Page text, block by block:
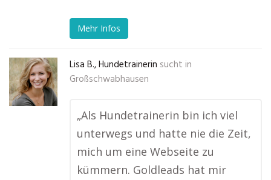
Mehr Infos
Lisa B., Hundetrainerin sucht in
Großschwabhausen
„Als Hundetrainerin bin ich viel
unterwegs und hatte nie die Zeit,
mich um eine Webseite zu
kümmern. Goldleads hat mir